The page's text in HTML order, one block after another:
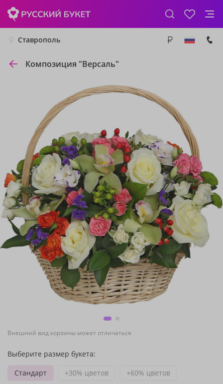
Ставрополь
Композиция "Версаль"
Внешний вид корзины может отличаться
Выберите размер букета:
Стандарт
+30% цветов +60% цветов